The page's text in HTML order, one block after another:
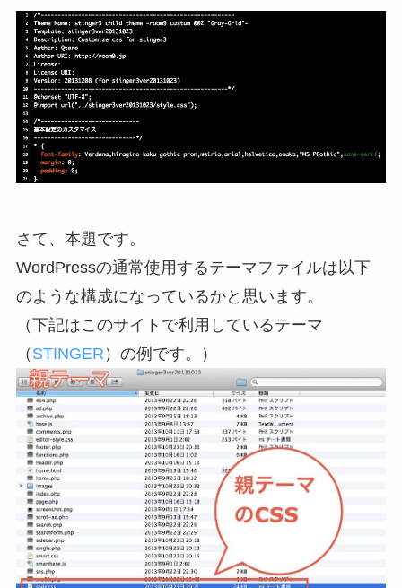
さて、本題です。
WordPressの通常使用するテーマファイルは以下
のような構成になっているかと思います。
（下記はこのサイトで利用しているテーマ
（ STINGER ）の例です。）